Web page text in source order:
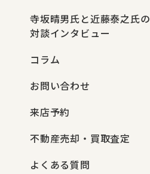
寺坂晴男氏と近藤泰之氏の
対談インタビュー
コラム
お問い合わせ
来店予約
不動産売却・買取査定
よくある質問